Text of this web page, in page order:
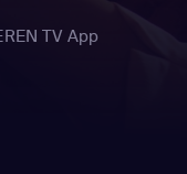
TV App